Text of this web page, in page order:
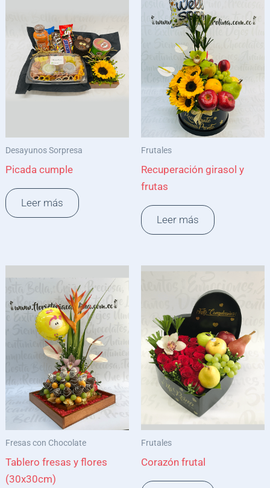
Desayunos Sorpresa
Picada cumple
Leer más
Frutales
Recuperación girasol y
frutas
Leer más
Fresas con Chocolate
Tablero fresas y flores
(30x30cm)
Frutales
Corazón frutal